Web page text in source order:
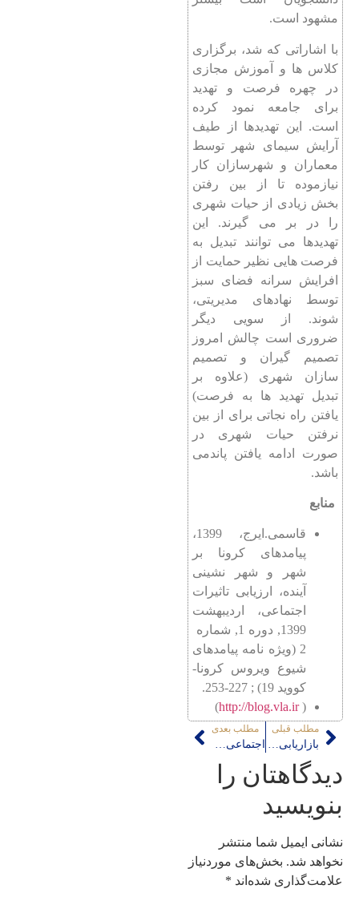
مشهود است.
با اشاراتی که شد، برگزاری
کلاس ها و آموزش مجازی
در چهره فرصت و تهدید
برای جامعه نمود کرده
است. این تهدیدها از طیف
آرایش سیمای شهر توسط
معماران و شهرسازان کار
نیازموده تا از بین رفتن
بخش زیادی از حیات شهری
را در بر می گیرند. این
تهدیدها می توانند تبدیل به
فرصت هایی نظیر حمایت از
افرایش سرانه فضای سبز
توسط نهادهای مدیریتی،
شوند. از سویی دیگر
ضروری است چالش امروز
تصمیم گیران و تصمیم
سازان شهری (علاوه بر
تبدیل تهدید ها به فرصت)
یافتن راه نجاتی برای از بین
نرفتن حیات شهری در
صورت ادامه یافتن پاندمی
باشد.
منابع
قاسمی.ایرج، 1399،
پیامدهای کرونا بر
شهر و شهر نشینی
آینده، ارزیابی تاثیرات
اجتماعی، اردیبهشت
1399, دوره 1, شماره
2 (ویژه نامه پیامدهای
شیوع ویروس کرونا-
کووید 19) ; 227-253.
(
http://blog.vla.ir
)
مطلب قبلی
بازاریابی هوشمندانه مقصد واژه ای نا آشنا در صنعت گردشگری ایران
مطلب بعدی
اجتماعی بودن در روزگار کرونا
دیدگاهتان را
بنویسید
نشانی ایمیل شما منتشر
نخواهد شد. بخش‌های موردنیاز
علامت‌گذاری شده‌اند *